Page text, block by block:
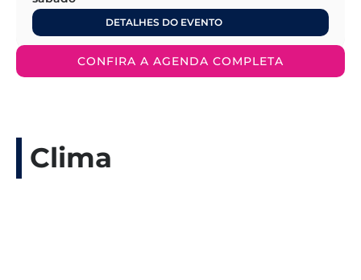
DETALHES DO EVENTO
CONFIRA A AGENDA COMPLETA
Clima